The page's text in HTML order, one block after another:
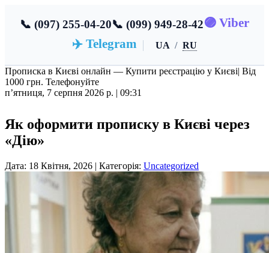
📞 (097) 255-04-20📞 (099) 949-28-42🟣 Viber
✈️ Telegram
UA / RU
Прописка в Києві онлайн — Купити реєстрацію у Києві| Від
1000 грн. Телефонуйте
пʼятниця, 7 серпня 2026 р. | 09:31
Як оформити прописку в Києві через
«Дію»
Дата: 18 Квітня, 2026 | Категорія: Uncategorized